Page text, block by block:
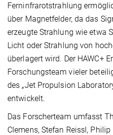
Ferninfrarotstrahlung
über Magnetfelder, da das
erzeugte Strahlung wie etwa
Licht oder Strahlung von
überlagert wird. Der HAWC+
Forschungsteam vieler
des „Jet Propulsion
entwickelt.
Das Forscherteam umfasst
Clemens, Stefan Reissl,